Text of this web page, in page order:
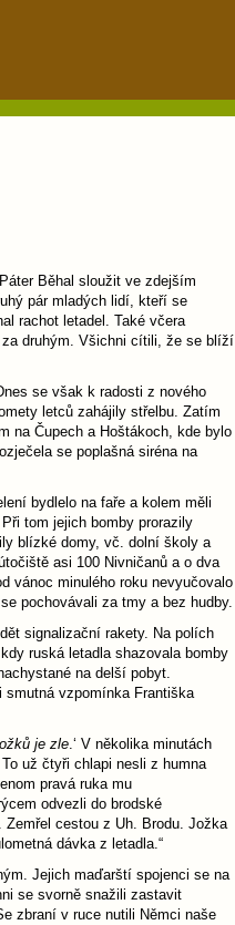
Běhal sloužit ve zdejším
pár mladých lidí, kteří se
rachot letadel. Také včera
za druhým. Všichni cítili, že se blíží
se však k radosti z nového
letců zahájily střelbu. Zatím
na Čupech a Hoštákoch, kde bylo
se poplašná siréna na
bydlelo na faře a kolem měli
tom jejich bomby prorazily
blízké domy, vč. dolní školy a
asi 100 Nivničanů a o dva
vánoc minulého roku nevyučovalo
pochovávali za tmy a bez hudby.
signalizační rakety. Na polích
ruská letadla shazovala bomby
na delší pobyt.
vzpomínka Františka
je zle.‘ V několika minutách
už čtyři chlapi nesli z humna
pravá ruka mu
odvezli do brodské
cestou z Uh. Brodu. Jožka
dávka z letadla.“
Jejich maďarští spojenci se na
se svorně snažili zastavit
zbraní v ruce nutili Němci naše